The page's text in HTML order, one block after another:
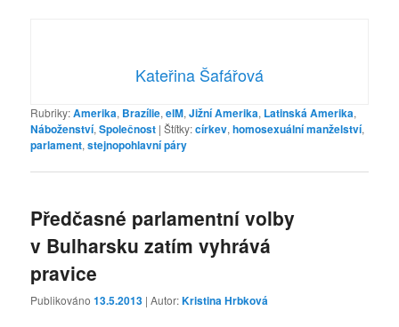
Kateřina Šafářová
Rubriky:Amerika, Brazílie,elM,Jižní Amerika, Latinská Amerika,
Náboženství,Společnost |Štítky:církev,homosexuální manželství,
parlament,stejnopohlavní páry
Předčasné parlamentní volby
v Bulharsku zatím vyhrává
pravice
Publikováno13.5.2013 | Autor:Kristina Hrbková